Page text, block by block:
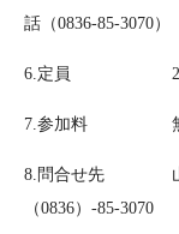
話（0836-85-3070）
6.定員
7.参加料
8.問合せ先 山口
（0836